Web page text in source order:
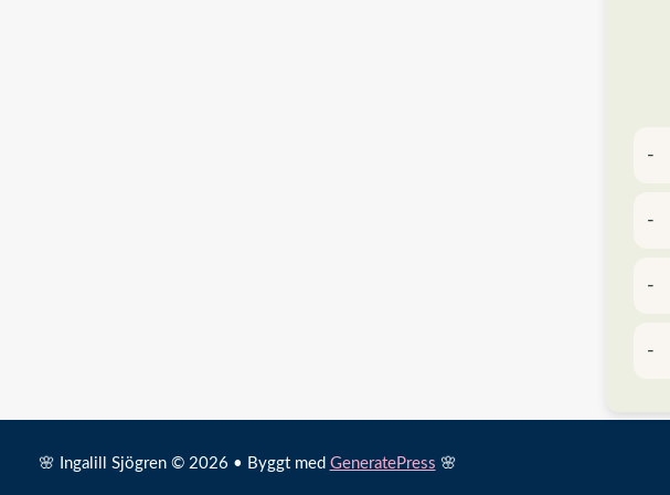
🌸 Ingalill Sjögren © 2026 • Byggt med GeneratePress 🌸